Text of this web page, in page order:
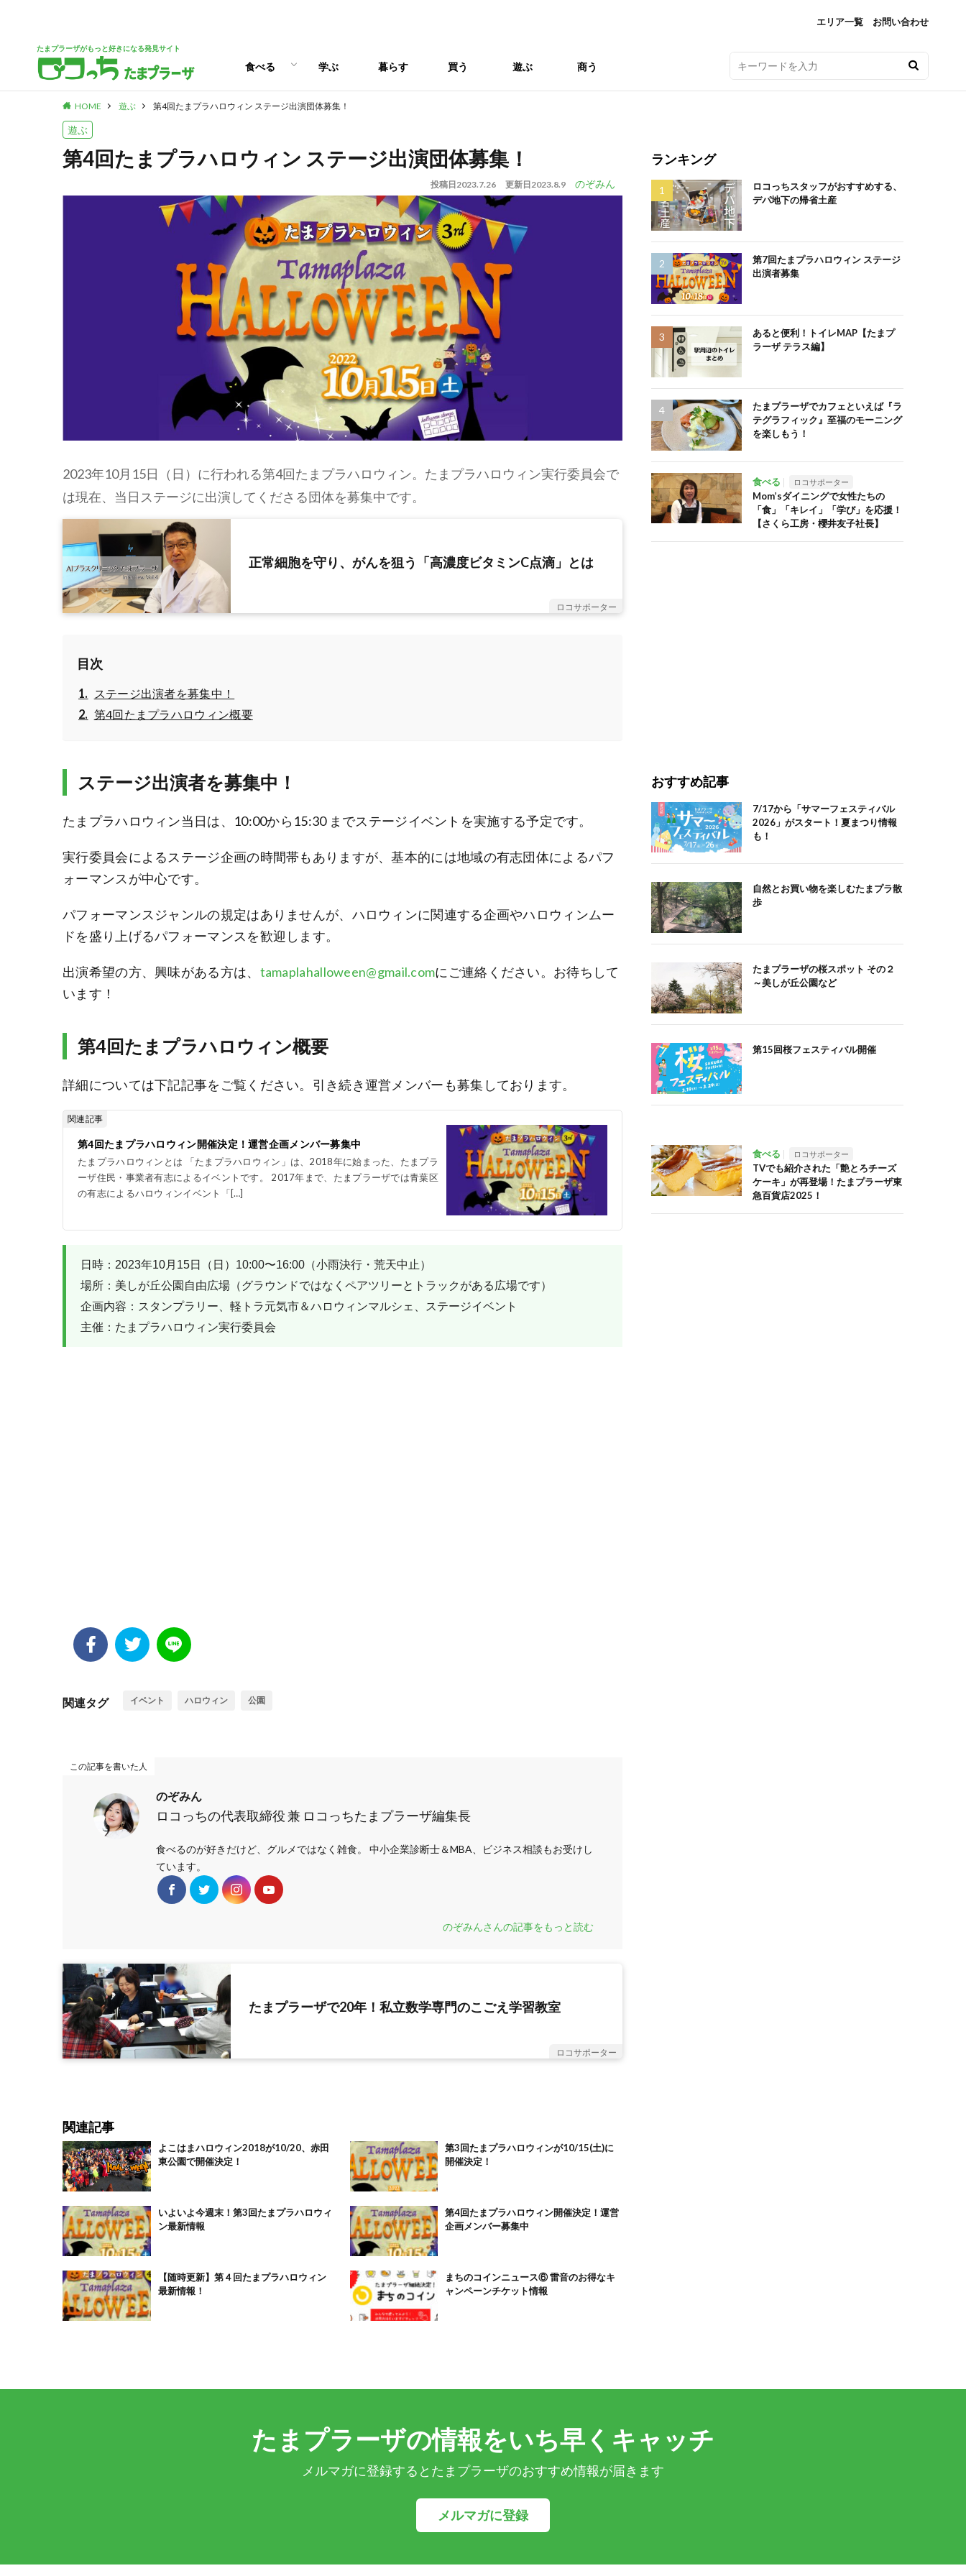
エリア一覧 お問い合わせ
たまプラーザがもっと好きになる発見サイト
食べる
パン
スイーツ
ランチ
カフェ
学ぶ 暮らす 買う 遊ぶ 商う
HOME 遊ぶ 第4回たまプラハロウィン ステージ出演団体募集！
遊ぶ
第4回たまプラハロウィン ステージ出演団体募集！
投稿日2023.7.26 更新日2023.8.9 のぞみん
2023年10月15日（日）に行われる第4回たまプラハロウィン。たまプラハロウィン実行委員会で
は現在、当日ステージに出演してくださる団体を募集中です。
正常細胞を守り、がんを狙う「高濃度ビタミンC点滴」とは
ロコサポーター
目次
ステージ出演者を募集中！
第4回たまプラハロウィン概要
ステージ出演者を募集中！
たまプラハロウィン当日は、10:00から15:30 までステージイベントを実施する予定です。
実行委員会によるステージ企画の時間帯もありますが、基本的には地域の有志団体によるパフ
ォーマンスが中心です。
パフォーマンスジャンルの規定はありませんが、ハロウィンに関連する企画やハロウィンムー
ドを盛り上げるパフォーマンスを歓迎します。
出演希望の方、興味がある方は、 tamaplahalloween@gmail.comにご連絡ください。お待ちして
います！
第4回たまプラハロウィン概要
詳細については下記記事をご覧ください。引き続き運営メンバーも募集しております。
関連記事
第4回たまプラハロウィン開催決定！運営企画メンバー募集中
たまプラハロウィンとは 「たまプラハロウィン」は、2018年に始まった、たまプラ
ーザ住民・事業者有志によるイベントです。 2017年まで、たまプラーザでは青葉区
の有志によるハロウィンイベント「[…]
日時：2023年10月15日（日）10:00〜16:00（小雨決行・荒天中止）
場所：美しが丘公園自由広場（グラウンドではなくペアツリーとトラックがある広場です）
企画内容：スタンプラリー、軽トラ元気市＆ハロウィンマルシェ、ステージイベント
主催：たまプラハロウィン実行委員会
関連タグ イベント ハロウィン 公園
この記事を書いた人
のぞみん
ロコっちの代表取締役 兼 ロコっちたまプラーザ編集長
食べるのが好きだけど、グルメではなく雑食。 中小企業診断士＆MBA、ビジネス相談もお受けし
ています。
のぞみんさんの記事をもっと読む
たまプラーザで20年！私立数学専門のこごえ学習教室
ロコサポーター
関連記事
よこはまハロウィン2018が10/20、赤田
東公園で開催決定！
第3回たまプラハロウィンが10/15(土)に
開催決定！
いよいよ今週末！第3回たまプラハロウィ
ン最新情報
第4回たまプラハロウィン開催決定！運営
企画メンバー募集中
【随時更新】第４回たまプラハロウィン
最新情報！
まちのコインニュース⑥ 雷音のお得なキ
ャンペーンチケット情報
ランキング
ロコっちスタッフがおすすめする、
デパ地下の帰省土産
第7回たまプラハロウィン ステージ
出演者募集
あると便利！トイレMAP【たまプ
ラーザ テラス編】
たまプラーザでカフェといえば『ラ
テグラフィック』至福のモーニング
を楽しもう！
食べる ロコサポーター
Mom’sダイニングで女性たちの
「食」「キレイ」「学び」を応援！
【さくら工房・櫻井友子社長】
おすすめ記事
7/17から「サマーフェスティバル
2026」がスタート！夏まつり情報
も！
自然とお買い物を楽しむたまプラ散
歩
たまプラーザの桜スポット その２
～美しが丘公園など
第15回桜フェスティバル開催
食べる ロコサポーター
TVでも紹介された「艶とろチーズ
ケーキ」が再登場！たまプラーザ東
急百貨店2025！
たまプラーザの情報をいち早くキャッチ
メルマガに登録するとたまプラーザのおすすめ情報が届きます
メルマガに登録